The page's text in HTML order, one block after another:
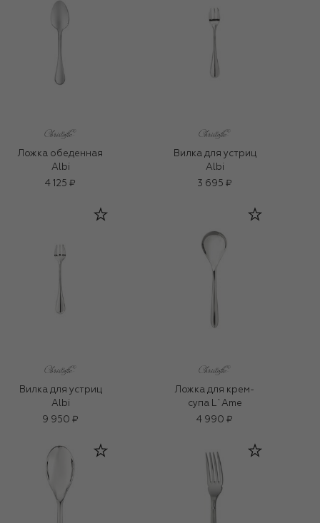
Ложка обеденная
Albi
4 125 ₽
Вилка для устриц
Albi
3 695 ₽
Вилка для устриц
Albi
9 950 ₽
Ложка для крем-
супа L`Ame
4 990 ₽